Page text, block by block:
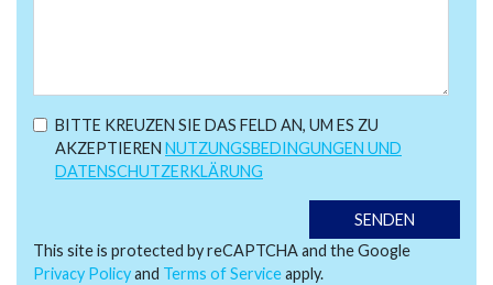
BITTE KREUZEN SIE DAS FELD AN, UM ES ZU
AKZEPTIEREN NUTZUNGSBEDINGUNGEN UND
DATENSCHUTZERKLÄRUNG
This site is protected by reCAPTCHA and the Google
Privacy Policyand Terms of Serviceapply.